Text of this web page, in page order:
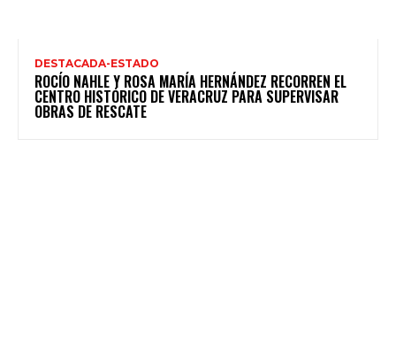
DESTACADA-ESTADO
ROCÍO NAHLE Y ROSA MARÍA HERNÁNDEZ RECORREN EL
CENTRO HISTÓRICO DE VERACRUZ PARA SUPERVISAR
OBRAS DE RESCATE